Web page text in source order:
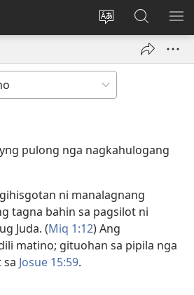
Ilisi
pinulongan
sa
site
Log
ug
Pangitaa
sa
JW.ORG
pulong nga nagkahulogang
ni manalagnang
tagna bahin sa pagsilot ni
Juda. (Miq 1:12) Ang
matino; gituohan sa pipila nga
sa Josue 15:59.